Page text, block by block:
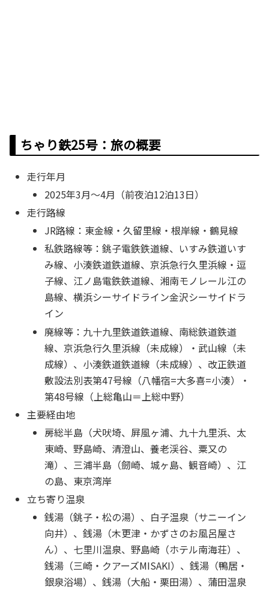
ちゃり鉄25号：旅の概要
走行年月
2025年3月～4月（前夜泊12泊13日）
走行路線
JR路線：東金線・久留里線・根岸線・鶴見線
私鉄路線等：銚子電鉄鉄道線、いすみ鉄道いす
み線、小湊鉄道鉄道線、京浜急行久里浜線・逗
子線、江ノ島電鉄鉄道線、湘南モノレール江の
島線、横浜シーサイドライン金沢シーサイドラ
イン
廃線等：九十九里鉄道鉄道線、南総鉄道鉄道
線、京浜急行久里浜線（未成線）・武山線（未
成線）、小湊鉄道鉄道線（未成線）、改正鉄道
敷設法別表第47号線（八幡宿=大多喜=小湊）・
第48号線（上総亀山＝上総中野）
主要経由地
房総半島（犬吠埼、屛風ヶ浦、九十九里浜、太
東崎、野島崎、清澄山、養老渓谷、粟又の
滝）、三浦半島（劒崎、城ヶ島、観音崎）、江
の島、東京湾岸
立ち寄り温泉
銭湯（銚子・松の湯）、白子温泉（サニーイン
向井）、銭湯（木更津・かずさのお風呂屋さ
ん）、七里川温泉、野島崎（ホテル南海荘）、
銭湯（三崎・クアーズMISAKI）、銭湯（鴨居・
銀泉浴場）、銭湯（大船・栗田湯）、蒲田温泉